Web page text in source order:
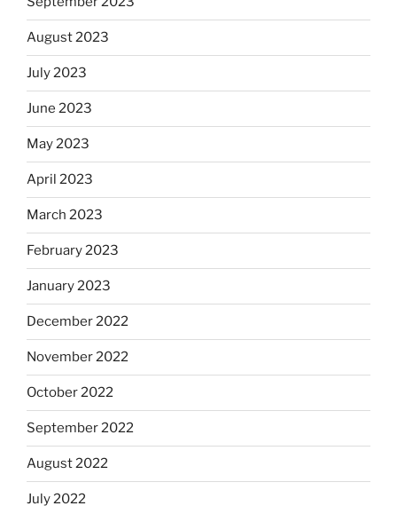
August 2023
July 2023
June 2023
May 2023
April 2023
March 2023
February 2023
January 2023
December 2022
November 2022
October 2022
September 2022
August 2022
July 2022